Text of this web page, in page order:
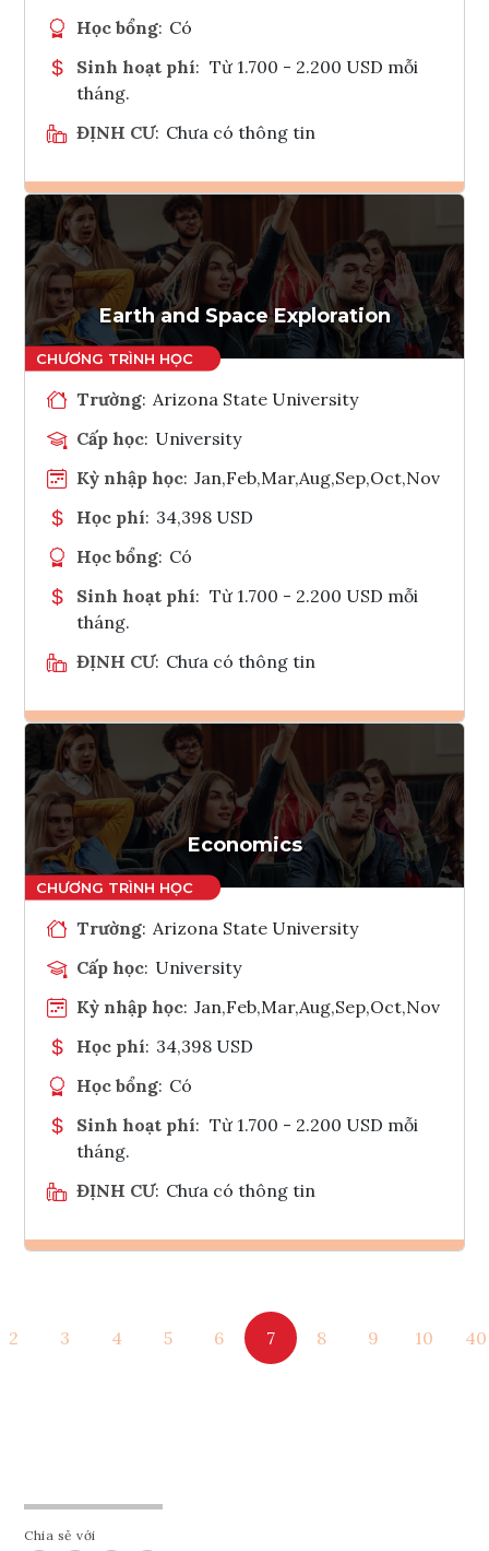
Học bổng: Có
Sinh hoạt phí: Từ 1.700 - 2.200 USD mỗi
tháng.
ĐỊNH CƯ: Chưa có thông tin
Ghi danh
Tham vấn Interlink
Earth and Space Exploration
Trường: Arizona State University
Cấp học: University
Kỳ nhập học: Jan,Feb,Mar,Aug,Sep,Oct,Nov
Học phí: 34,398 USD
Học bổng: Có
Sinh hoạt phí: Từ 1.700 - 2.200 USD mỗi
tháng.
ĐỊNH CƯ: Chưa có thông tin
Ghi danh
Tham vấn Interlink
Economics
Trường: Arizona State University
Cấp học: University
Kỳ nhập học: Jan,Feb,Mar,Aug,Sep,Oct,Nov
Học phí: 34,398 USD
Học bổng: Có
Sinh hoạt phí: Từ 1.700 - 2.200 USD mỗi
tháng.
ĐỊNH CƯ: Chưa có thông tin
Tham vấn Interlink
2 3 4 5 6 7 8 9 10 40
Chia sẻ với